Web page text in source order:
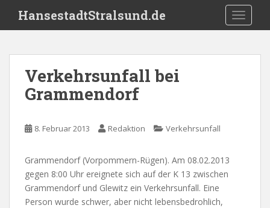
i
HansestadtStralsund.de
Verkehrsunfall bei
Grammendorf
8. Februar 2013 Redaktion Verkehrsunfall
Grammendorf (Vorpommern-Rügen). Am 08.02.2013
gegen 8:00 Uhr ereignete sich auf der K 13 zwischen
Grammendorf und Glewitz ein Verkehrsunfall. Eine
Person wurde schwer, aber nicht lebensbedrohlich,